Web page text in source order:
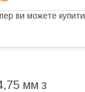
ви можете купити
мм з